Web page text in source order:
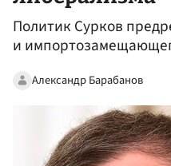
Политик Сурков
и
Александр Барабанов